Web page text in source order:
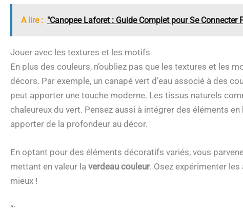
A lire : "Canopee Laforet : Guide Complet pour Se Connecter
Jouer avec les textures et les motifs
En plus des couleurs, n’oubliez pas que les textures et les
décors. Par exemple, un canapé vert d’eau associé à des
peut apporter une touche moderne. Les tissus naturels
chaleureux du vert. Pensez aussi à intégrer des éléments
apporter de la profondeur au décor.
En optant pour des éléments décoratifs variés, vous
mettant en valeur la verdeau couleur. Osez expérimenter
mieux !
“`